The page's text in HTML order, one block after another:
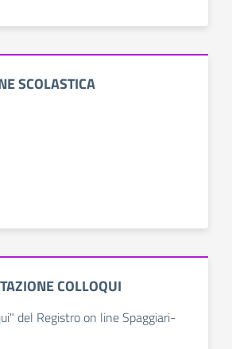
SCOLASTICA
COLLOQUI
del Registro on line Spaggiari-